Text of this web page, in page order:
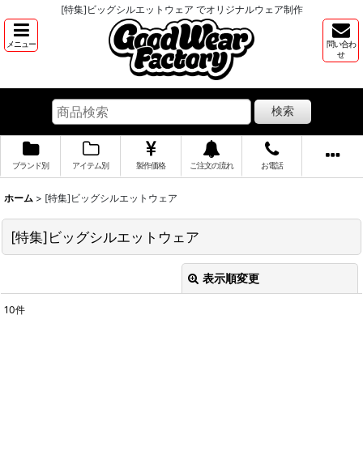
[特集]ビッグシルエットウェア でオリジナルウェア制作
メニュー
問い合わ
せ
検索
ブランド別 アイテム別 製作価格 ご注文の流れ お電話
ホーム > [特集]ビッグシルエットウェア
[特集]ビッグシルエットウェア
表示順変更
10件